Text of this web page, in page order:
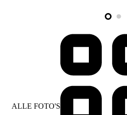
ALLE FOTO'S